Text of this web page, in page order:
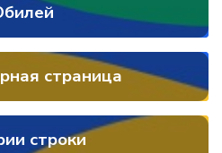
страница
строки